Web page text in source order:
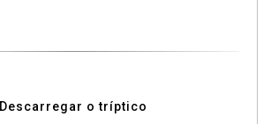
Descarregar o tríptico